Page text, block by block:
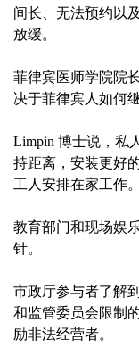
间长、无法预约以
放缓。
菲律宾医师学院院
决于菲律宾人如何
Limpin 博士说，私
持距离，安装更好
工人安排在家工作。
教育部门和现场娱
针。
市政厅参与者了解
和监管委员会限制
励非法经营者。